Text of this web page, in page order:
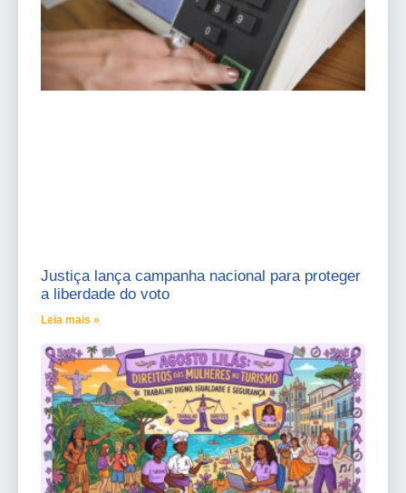
Justiça lança campanha nacional para proteger
a liberdade do voto
Leia mais »